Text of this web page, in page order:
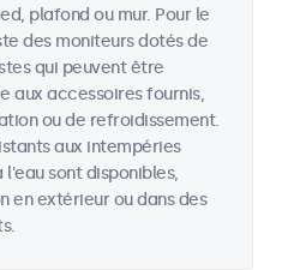
plafond ou mur. Pour le
des moniteurs dotés de
qui peuvent être
aux accessoires fournis,
ou de refroidissement.
aux intempéries
sont disponibles,
en extérieur ou dans des